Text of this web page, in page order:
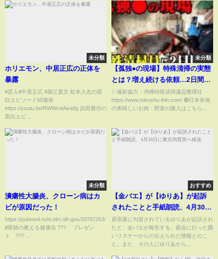
未分類
ホリエモン、中居正広の正体を
暴露
#芸人#中居正広 #堀江貴文 松本人志の面
白エピソード50連発
https://youtu.be/RWWceiAea8g 浜田雅功の
面白エピ...
未分類
【孤独●の現場】特殊清掃の実態
とは？増え続ける依頼…2日間体
験したら現代の闇を目の当たり
にしました【職業体験】
▷撮影協力：沖縄特殊清掃遺品整理社
https://www.tokushu-ihin.com/ 🟢日本各地
の美味しいお肉・野菜の購入はこちら...
未分類
潰瘍性大腸炎、クローン病はカ
ビが原因だった！
https://pubmed.ncbi.nlm.nih.gov/33707263/
#医師の教える健康法 ??? プレゼン
ト ??? ...
おすすめ
【金バエ】が【ゆりあ】が起訴
されたことと手紙朗読、4月30日
に東京拘置所へ移送
原宿署に勾留されているゆりあが起訴され
たと、金バエが報告する。面会に行った囲
いリスナーからの伝えられた情報とのこ
と。また、その人にゆりあから...